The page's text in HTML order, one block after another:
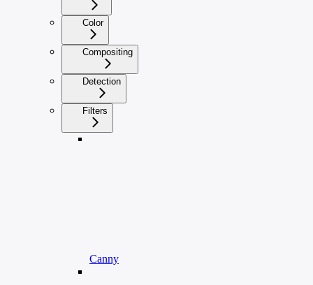
Color
Compositing
Detection
Filters
Canny